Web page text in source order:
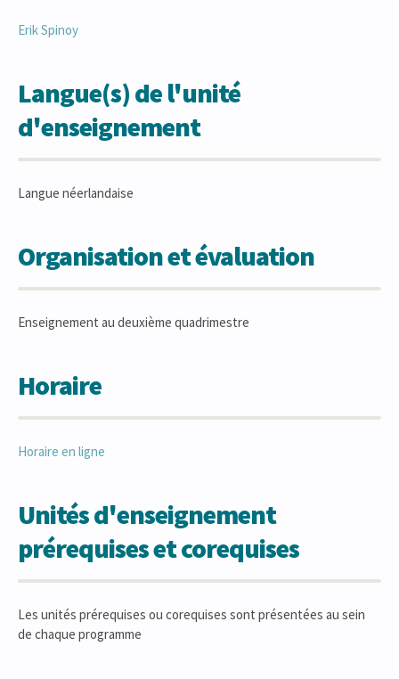
ErikSpinoy
Langue(s) de l'unité
d'enseignement
Langue néerlandaise
Organisation et évaluation
Enseignement au deuxième quadrimestre
Horaire
Horaire en ligne
Unités d'enseignement
prérequises et corequises
Les unités prérequises ou corequises sont présentées au sein
de chaque programme